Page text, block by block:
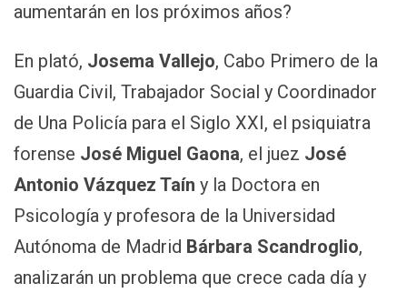
aumentarán en los próximos años?
En plató, Josema Vallejo, Cabo Primero de la
Guardia Civil, Trabajador Social y Coordinador
de Una Policía para el Siglo XXI, el psiquiatra
forense José Miguel Gaona, el juez José
Antonio Vázquez Taín y la Doctora en
Psicología y profesora de la Universidad
Autónoma de Madrid Bárbara Scandroglio,
analizarán un problema que crece cada día y